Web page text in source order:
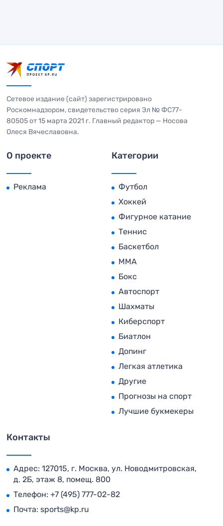
Сетевое издание (сайт) зарегистрировано
Роскомнадзором, свидетельство серия Эл № ФС77-
80505 от 15 марта 2021 г. Главный редактор — Носова
Олеся Вячеславовна.
О проекте
Реклама
Категории
Футбол
Хоккей
Фигурное катание
Теннис
Баскетбол
MMA
Бокс
Автоспорт
Шахматы
Киберспорт
Биатлон
Допинг
Легкая атлетика
Другие
Прогнозы на спорт
Лучшие букмекеры
Контакты
Адрес: 127015, г. Москва, ул. Новодмитровская,
д. 2Б, этаж 8, помещ. 800
Телефон: +7 (495) 777-02-82
Почта: sports@kp.ru